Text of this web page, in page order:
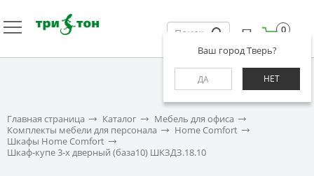
Ваш город Тверь?
ДА НЕТ
0
Главная страница Каталог
Мебель для офиса
Комплекты мебели для персонала
Home Comfort
Шкафы Home Comfort
Шкаф-купе 3-х дверный (база10) ШКЗДЗ.18.10